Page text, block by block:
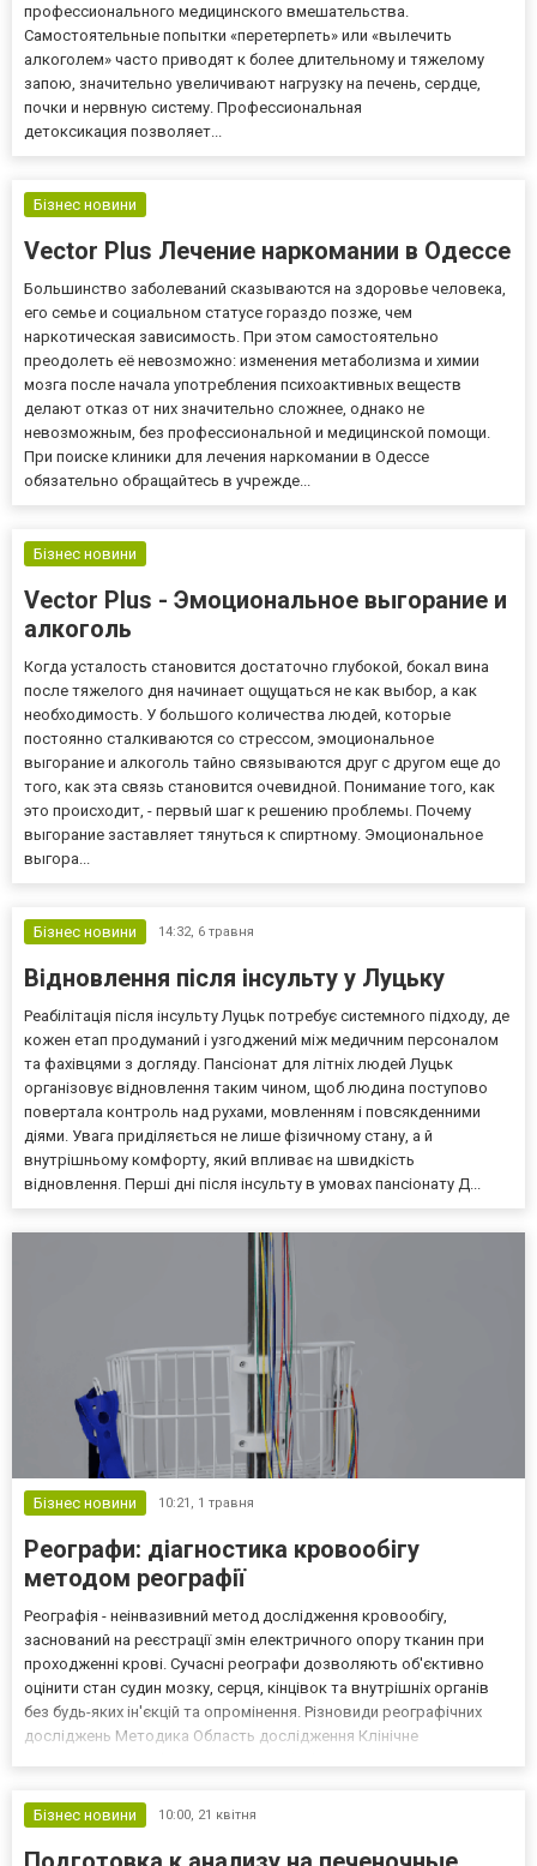
профессионального медицинского вмешательства.
Самостоятельные попытки «перетерпеть» или «вылечить
алкоголем» часто приводят к более длительному и тяжелому
запою, значительно увеличивают нагрузку на печень, сердце,
почки и нервную систему. Профессиональная
детоксикация позволяет...
Бізнес новини
Vector Plus Лечение наркомании в Одессе
Большинство заболеваний сказываются на здоровье человека,
его семье и социальном статусе гораздо позже, чем
наркотическая зависимость. При этом самостоятельно
преодолеть её невозможно: изменения метаболизма и химии
мозга после начала употребления психоактивных веществ
делают отказ от них значительно сложнее, однако не
невозможным, без профессиональной и медицинской помощи.
При поиске клиники для лечения наркомании в Одессе
обязательно обращайтесь в учрежде...
Бізнес новини
Vector Plus - Эмоциональное выгорание и
алкоголь
Когда усталость становится достаточно глубокой, бокал вина
после тяжелого дня начинает ощущаться не как выбор, а как
необходимость. У большого количества людей, которые
постоянно сталкиваются со стрессом, эмоциональное
выгорание и алкоголь тайно связываются друг с другом еще до
того, как эта связь становится очевидной. Понимание того, как
это происходит, - первый шаг к решению проблемы. Почему
выгорание заставляет тянуться к спиртному. Эмоциональное
выгора...
Бізнес новини 14:32, 6 травня
Відновлення після інсульту у Луцьку
Реабілітація після інсульту Луцьк потребує системного підходу, де
кожен етап продуманий і узгоджений між медичним персоналом
та фахівцями з догляду. Пансіонат для літніх людей Луцьк
організовує відновлення таким чином, щоб людина поступово
повертала контроль над рухами, мовленням і повсякденними
діями. Увага приділяється не лише фізичному стану, а й
внутрішньому комфорту, який впливає на швидкість
відновлення. Перші дні після інсульту в умовах пансіонату Д...
Бізнес новини 10:21, 1 травня
Реографи: діагностика кровообігу
методом реографії
Реографія - неінвазивний метод дослідження кровообігу,
заснований на реєстрації змін електричного опору тканин при
проходженні крові. Сучасні реографи дозволяють об'єктивно
оцінити стан судин мозку, серця, кінцівок та внутрішніх органів
без будь-яких ін'єкцій та опромінення. Різновиди реографічних
досліджень Методика Область дослідження Клінічне
Бізнес новини
10:00, 21 квітня